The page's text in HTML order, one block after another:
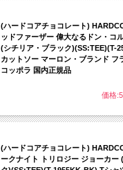
(ハードコアチョコレート)
ッドファーザー 偉大なるドン・コ
(シチリア・ブラック)(SS:TEE)(T-
カットソー マーロン・ブランド フ
コッポラ 国内正規品
価格
(ハードコアチョコレート)
ークナイト トリロジー ジョーカー